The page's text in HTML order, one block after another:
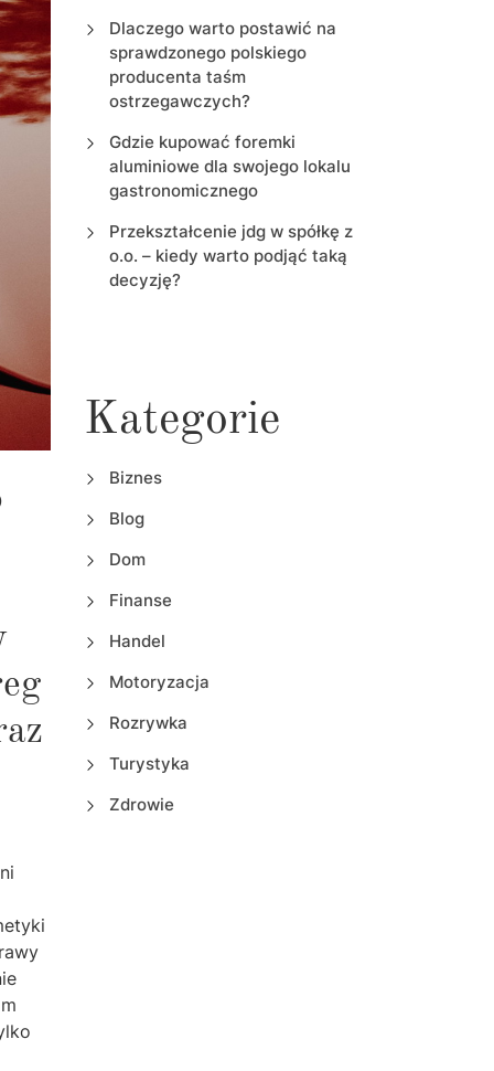
Dlaczego warto postawić na
sprawdzonego polskiego
producenta taśm
ostrzegawczych?
Gdzie kupować foremki
aluminiowe dla swojego lokalu
gastronomicznego
Przekształcenie jdg w spółkę z
o.o. – kiedy warto podjąć taką
decyzję?
Kategorie
Biznes
Blog
Dom
Finanse
Handel
Motoryzacja
Rozrywka
Turystyka
Zdrowie